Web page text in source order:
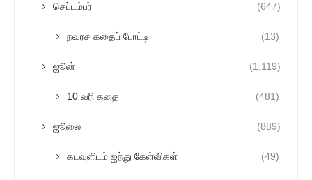
செப்டம்பர் (647)
நவரச கதைப் போட்டி (13)
ஜூன் (1,119)
10 வரி கதை (481)
ஜூலை (889)
கடவுளிடம் ஐந்து கேள்விகள் (49)